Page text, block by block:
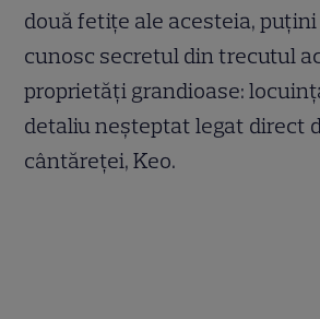
două fetițe ale acesteia,
cunosc secretul din trecutul
proprietăți grandioase:
detaliu neșteptat legat direct
cântăreței, Keo.